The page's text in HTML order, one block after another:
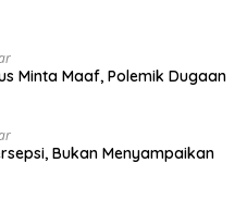
Minta Maaf, Polemik Dugaan
Bukan Menyampaikan